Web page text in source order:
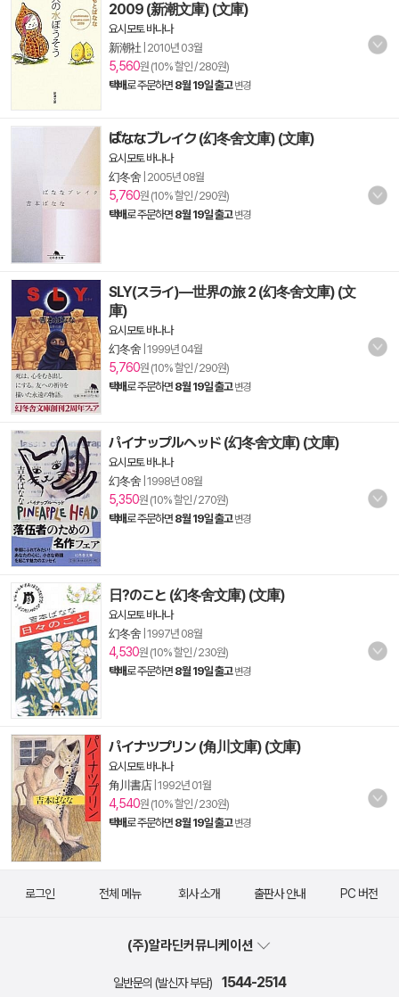
2009 (新潮文庫) (文庫)
요시모토 바나나
新潮社 2010년 03월
5,560원 (10% 할인 / 280원)
택배로 주문하면 8월 19일 출고 변경
ばななブレイク (幻冬舍文庫) (文庫)
요시모토 바나나
幻冬舍 2005년 08월
5,760원 (10% 할인 / 290원)
택배로 주문하면 8월 19일 출고 변경
SLY(スライ)―世界の旅 2 (幻冬舍文庫) (文
庫)
요시모토 바나나
幻冬舍 1999년 04월
5,760원 (10% 할인 / 290원)
택배로 주문하면 8월 19일 출고 변경
パイナップルヘッド (幻冬舍文庫) (文庫)
요시모토 바나나
幻冬舍 1998년 08월
5,350원 (10% 할인 / 270원)
택배로 주문하면 8월 19일 출고 변경
日?のこと (幻冬舍文庫) (文庫)
요시모토 바나나
幻冬舍 1997년 08월
4,530원 (10% 할인 / 230원)
택배로 주문하면 8월 19일 출고 변경
パイナツプリン (角川文庫) (文庫)
요시모토 바나나
角川書店| 1992년 01월
4,540원 (10% 할인 / 230원)
택배로 주문하면 8월 19일 출고 변경
로그인 전체 메뉴 회사 소개 출판사 안내 PC 버전
(주)알라딘커뮤니케이션
일반문의 (발신자 부담) 1544-2514